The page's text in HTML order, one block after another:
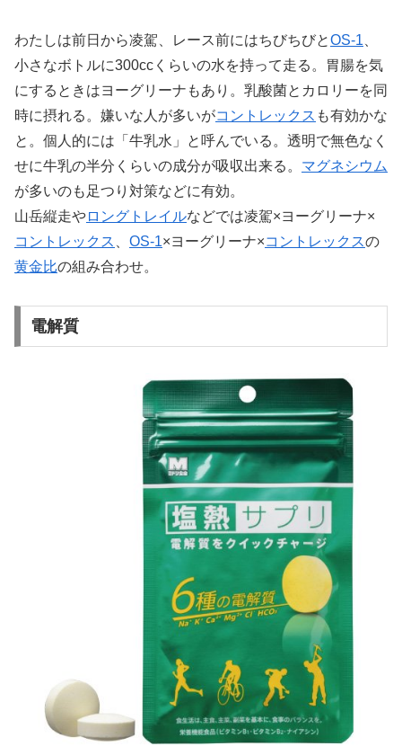
わたしは前日から凌駕、レース前にはちびちびとOS-1
小さなボトルに300ccくらいの水を持って走る。胃腸を気
にするときはヨーグリーナもあり。乳酸菌とカロリーを同
時に摂れる。嫌いな人が多いがコントレックス も有効かな
と。個人的には「牛乳水」と呼んでいる。透明で無色なく
せに牛乳の半分くらいの成分が吸収出来る。 マグネシウム
が多いのも足つり対策などに有効。
山岳縦走やロングトレイルなどでは凌駕×ヨーグリーナ×
コントレックス
OS-1×ヨーグリーナ×コントレックスの
黄金比の組み合わせ。
電解質